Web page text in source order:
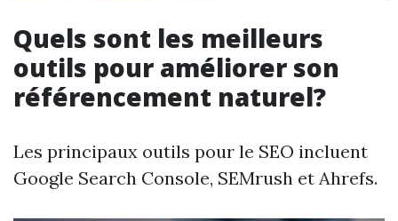
Quels sont les meilleurs
outils pour améliorer son
référencement naturel?
Les principaux outils pour le SEO incluent
Google Search Console, SEMrush et Ahrefs.